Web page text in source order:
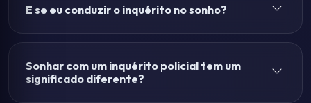
E se eu conduzir o inquérito no sonho?
Sonhar com um inquérito policial tem um
significado diferente?